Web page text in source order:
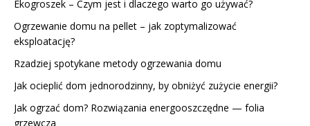
Ekogroszek – Czym jest i dlaczego warto go używać?
Ogrzewanie domu na pellet – jak zoptymalizować
eksploatację?
Rzadziej spotykane metody ogrzewania domu
Jak ocieplić dom jednorodzinny, by obniżyć zużycie energii?
Jak ogrzać dom? Rozwiązania energooszczędne — folia
grzewcza